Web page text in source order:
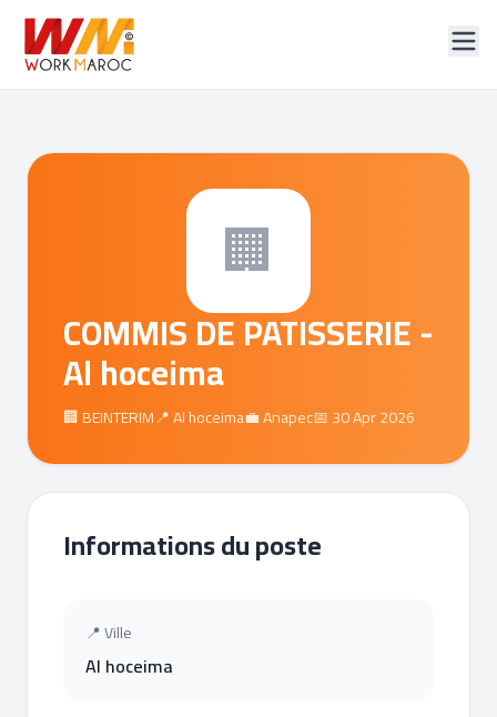
🏢
COMMIS DE PATISSERIE -
Al hoceima
🏢 BEINTERIM📍 Al hoceima💼 Anapec📅 30 Apr 2026
Informations du poste
📍 Ville
Al hoceima